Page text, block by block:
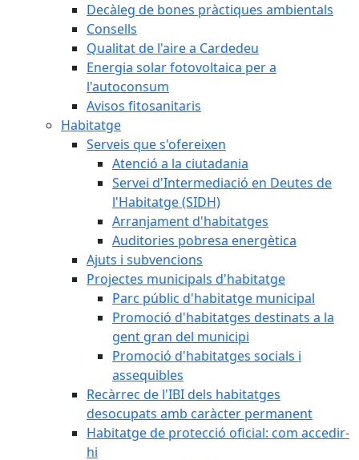
Decàleg de bones pràctiques ambientals
Consells
Qualitat de l'aire a Cardedeu
Energia solar fotovoltaica per a
l'autoconsum
Avisos fitosanitaris
Habitatge
Serveis que s'ofereixen
Atenció a la ciutadania
Servei d'Intermediació en Deutes de
l'Habitatge (SIDH)
Arranjament d'habitatges
Auditories pobresa energètica
Ajuts i subvencions
Projectes municipals d'habitatge
Parc públic d'habitatge municipal
Promoció d'habitatges destinats a la
gent gran del municipi
Promoció d'habitatges socials i
assequibles
Recàrrec de l'IBI dels habitatges
desocupats amb caràcter permanent
Habitatge de protecció oficial: com accedir-
hi